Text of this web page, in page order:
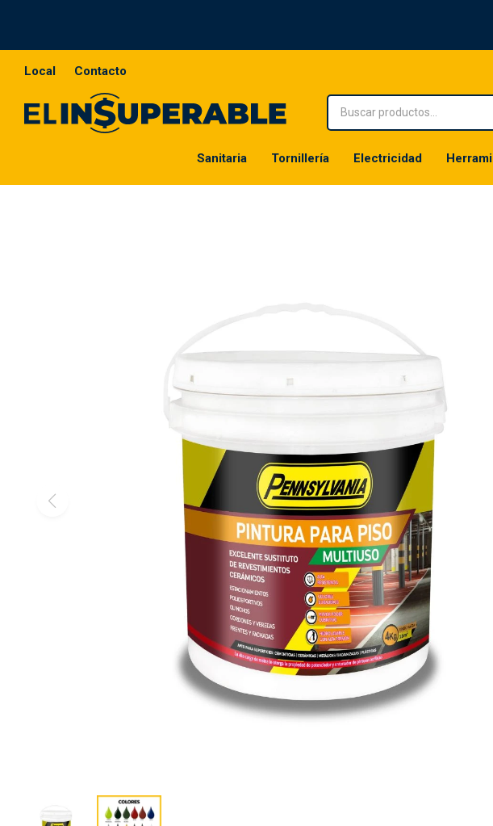
Sanitaria Tornillería Electricidad
Local Contacto